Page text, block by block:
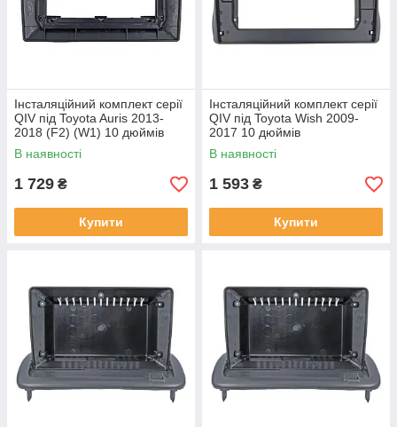
Інсталяційний комплект серії
QIV під Toyota Auris 2013-
2018 (F2) (W1) 10 дюймів
В наявності
1 729 ₴
Купити
Інсталяційний комплект серії
QIV під Toyota Wish 2009-
2017 10 дюймів
В наявності
1 593 ₴
Купити